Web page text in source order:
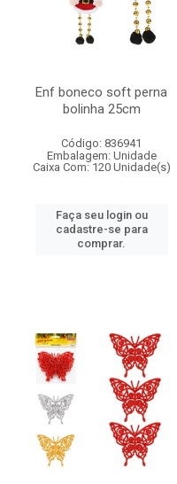
Enf boneco soft perna
bolinha 25cm
Código: 836941
Embalagem: Unidade
Caixa Com: 120 Unidade(s)
Faça seu login ou
cadastre-se para
comprar.